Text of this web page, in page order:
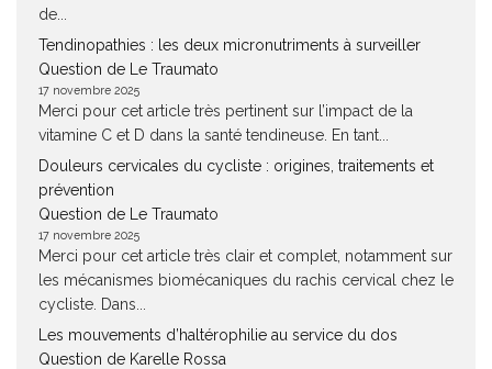
de...
Tendinopathies : les deux micronutriments à surveiller
Question de Le Traumato
17 novembre 2025
Merci pour cet article très pertinent sur l’impact de la
vitamine C et D dans la santé tendineuse. En tant...
Douleurs cervicales du cycliste : origines, traitements et
prévention
Question de Le Traumato
17 novembre 2025
Merci pour cet article très clair et complet, notamment sur
les mécanismes biomécaniques du rachis cervical chez le
cycliste. Dans...
Les mouvements d’haltérophilie au service du dos
Question de Karelle Rossa